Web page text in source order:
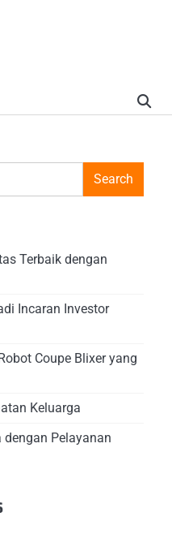
Search
Terbaik dengan
Incaran Investor
Coupe Blixer yang
Keluarga
Pelayanan